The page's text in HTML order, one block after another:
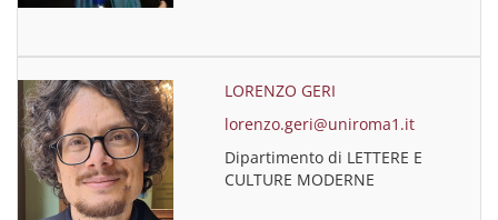
LORENZO GERI
lorenzo.geri@uniroma1.it
Dipartimento di LETTERE E
CULTURE MODERNE